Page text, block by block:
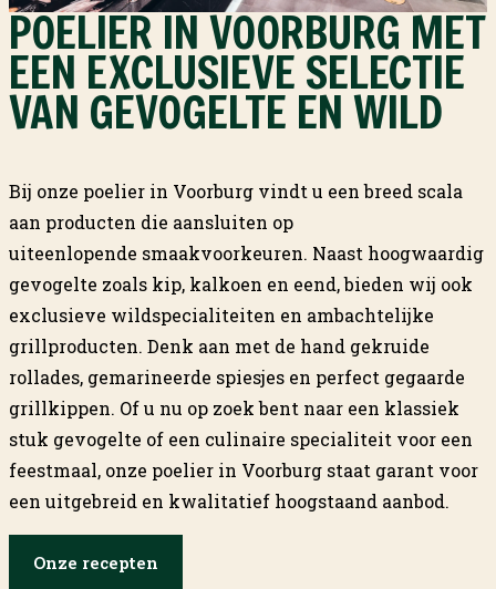
POELIER IN VOORBURG MET
EEN EXCLUSIEVE SELECTIE
VAN GEVOGELTE EN WILD
Bij onze poelier in Voorburg vindt u een breed scala
aan producten die aansluiten op
uiteenlopende smaakvoorkeuren. Naast hoogwaardig
gevogelte zoals kip, kalkoen en eend, bieden wij ook
exclusieve wildspecialiteiten en ambachtelijke
grillproducten. Denk aan met de hand gekruide
rollades, gemarineerde spiesjes en perfect gegaarde
grillkippen. Of u nu op zoek bent naar een klassiek
stuk gevogelte of een culinaire specialiteit voor een
feestmaal, onze poelier in Voorburg staat garant voor
een uitgebreid en kwalitatief hoogstaand aanbod.
Onze recepten